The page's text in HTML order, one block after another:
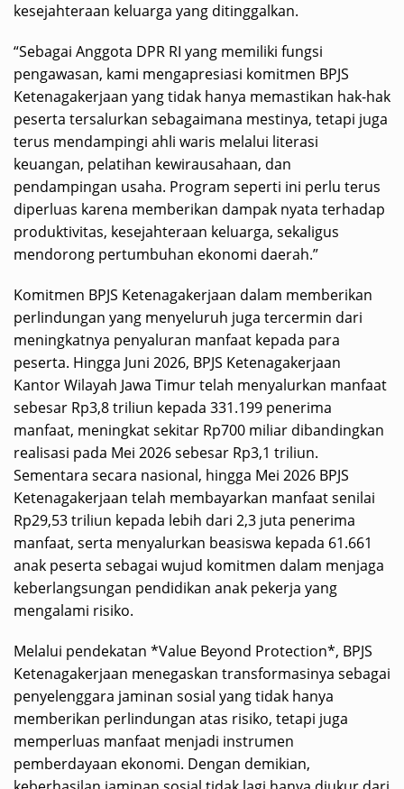
kesejahteraan keluarga yang ditinggalkan.
“Sebagai Anggota DPR RI yang memiliki fungsi
pengawasan, kami mengapresiasi komitmen BPJS
Ketenagakerjaan yang tidak hanya memastikan hak-hak
peserta tersalurkan sebagaimana mestinya, tetapi juga
terus mendampingi ahli waris melalui literasi
keuangan, pelatihan kewirausahaan, dan
pendampingan usaha. Program seperti ini perlu terus
diperluas karena memberikan dampak nyata terhadap
produktivitas, kesejahteraan keluarga, sekaligus
mendorong pertumbuhan ekonomi daerah.”
Komitmen BPJS Ketenagakerjaan dalam memberikan
perlindungan yang menyeluruh juga tercermin dari
meningkatnya penyaluran manfaat kepada para
peserta. Hingga Juni 2026, BPJS Ketenagakerjaan
Kantor Wilayah Jawa Timur telah menyalurkan manfaat
sebesar Rp3,8 triliun kepada 331.199 penerima
manfaat, meningkat sekitar Rp700 miliar dibandingkan
realisasi pada Mei 2026 sebesar Rp3,1 triliun.
Sementara secara nasional, hingga Mei 2026 BPJS
Ketenagakerjaan telah membayarkan manfaat senilai
Rp29,53 triliun kepada lebih dari 2,3 juta penerima
manfaat, serta menyalurkan beasiswa kepada 61.661
anak peserta sebagai wujud komitmen dalam menjaga
keberlangsungan pendidikan anak pekerja yang
mengalami risiko.
Melalui pendekatan *Value Beyond Protection*, BPJS
Ketenagakerjaan menegaskan transformasinya sebagai
penyelenggara jaminan sosial yang tidak hanya
memberikan perlindungan atas risiko, tetapi juga
memperluas manfaat menjadi instrumen
pemberdayaan ekonomi. Dengan demikian,